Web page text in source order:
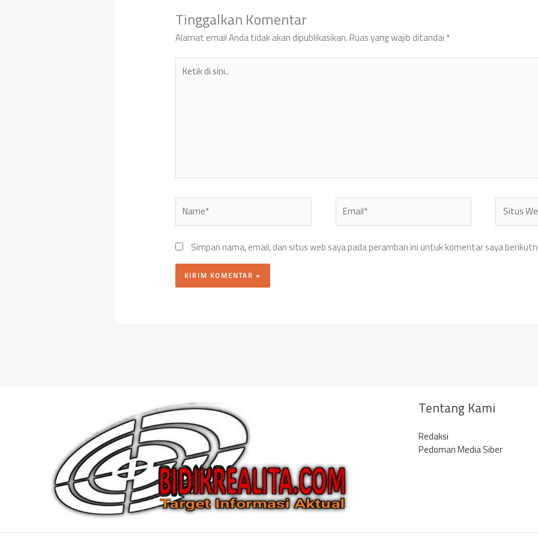
Tinggalkan Komentar
Alamat email Anda tidak akan dipublikasikan.Ruas yang wajib ditandai*
Ketik
Name* Email* Situs
Web
Simpan nama, email, dan situs web saya pada peramban ini untuk komentar saya
Tentang Kami
Redaksi
Pedoman Media Siber